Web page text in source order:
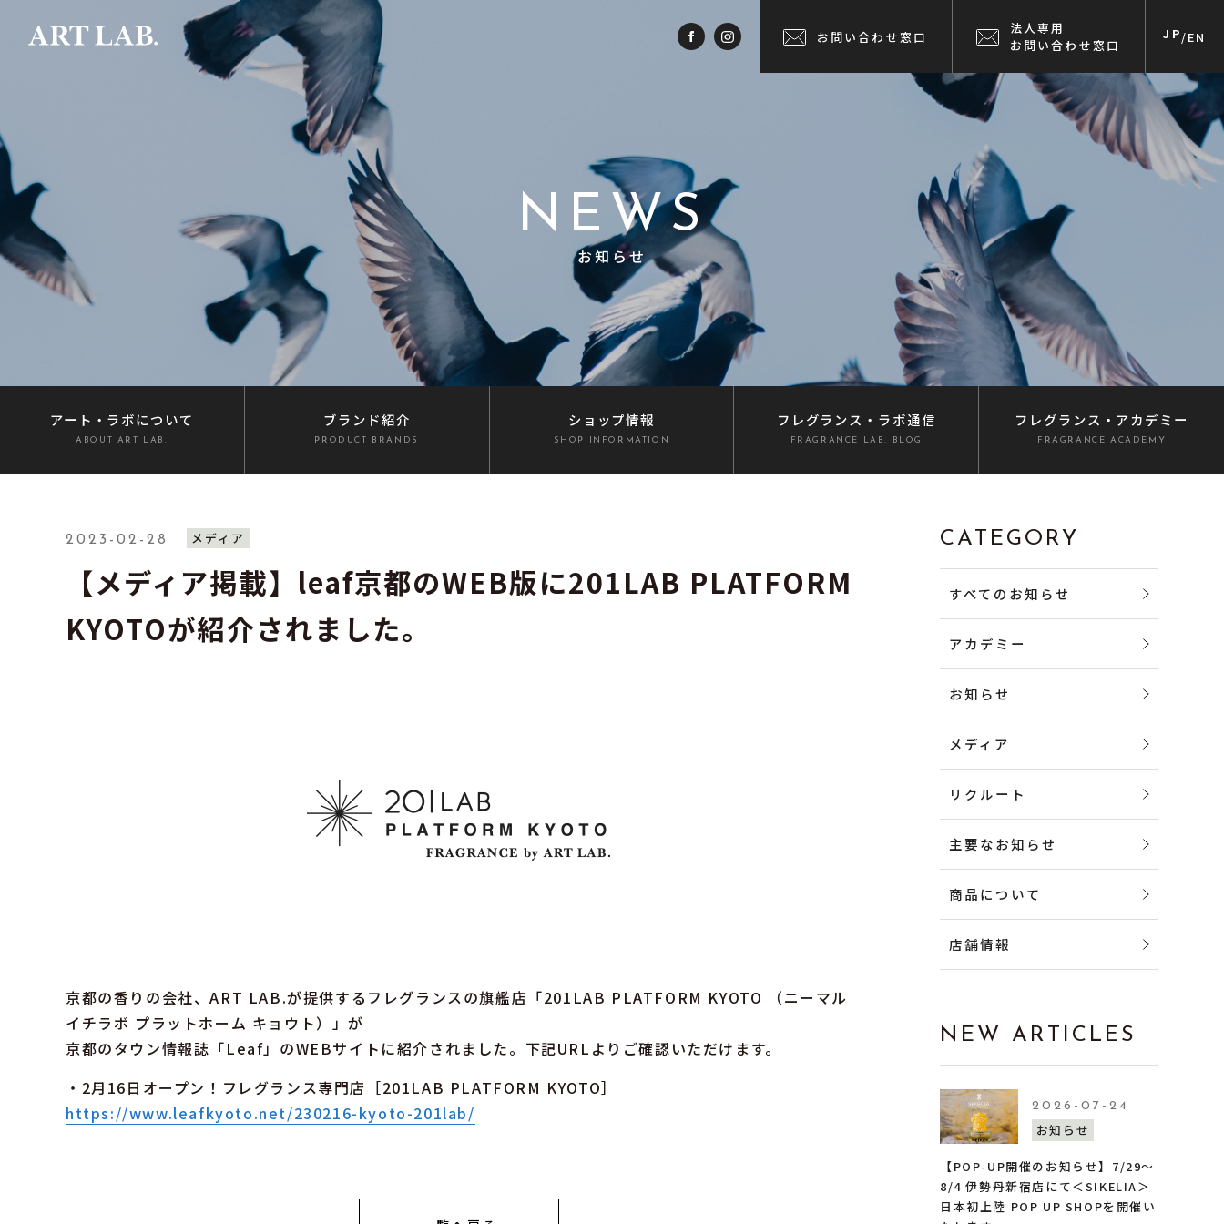
お問い合わせ窓口
法人専用
お問い合わせ窓口
JP/EN
NEWS
お知らせ
アート・ラボについて
ABOUT ART LAB.
ブランド紹介
PRODUCT BRANDS
ショップ情報
SHOP INFORMATION
フレグランス ・ラボ通信
FRAGRANCE LAB. BLOG
フレグランス ・アカデミー
FRAGRANCE ACADEMY
2023-02-28 メディア
【メディア掲載】leaf京都のWEB版に201LAB PLATFORM
KYOTOが紹介されました。
京都の香りの会社、ART LAB.が提供するフレグランスの旗艦店「201LAB PLATFORM KYOTO （ニーマル
イチラボ プラットホーム キョウト）」が
京都のタウン情報誌「Leaf」のWEBサイトに紹介されました。下記URLよりご確認いただけます。
・2月16日オープン！フレグランス専門店［201LAB PLATFORM KYOTO］
https://www.leafkyoto.net/230216-kyoto-201lab/
CATEGORY
すべてのお知らせ
アカデミー
お知らせ
メディア
リクルート
主要なお知らせ
商品について
店舗情報
NEW ARTICLES
2026-07-24
お知らせ
【POP-UP開催のお知らせ】7/29〜
8/4 伊勢丹新宿店にて＜SIKELIA＞
日本初上陸 POP UP SHOPを開催い